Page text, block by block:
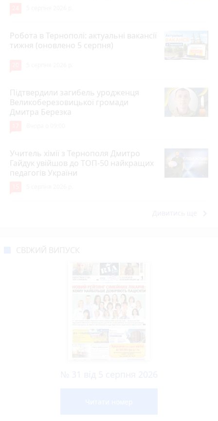
Робота в Тернополі: актуальні вакансії
тижня (оновлено 5 серпня)
Підтвердили загибель уродженця
Великоберезовицької громади
Дмитра Березка
Учитель хімії з Тернополя Дмитро
Гайдук увійшов до ТОП-50 найкращих
педагогів України